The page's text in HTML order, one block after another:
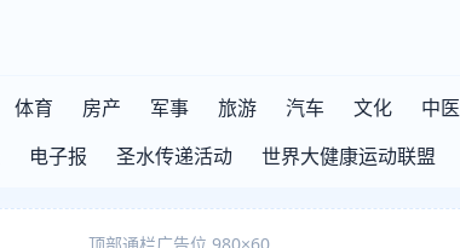
体育 房产 军事 旅游 汽车 文化 中医
电子报 圣水传递活动 世界大健康运动联盟